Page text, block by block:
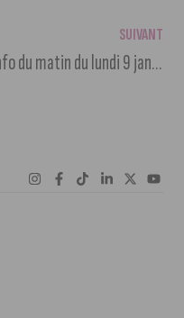
SUIVANT
L’info du matin du lundi 9 janvier 2023